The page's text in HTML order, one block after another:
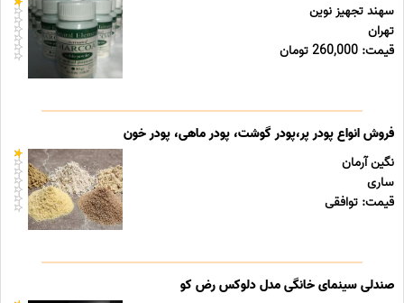
سهند تجهیز نوین
تهران
قیمت: 260,000 تومان
فروش انواع پودر پر،پودر گوشت، پودر ماهی، پودر خون
نگین آرمان
ساری
قیمت: توافقی
صندلی سینمای خانگی مدل دلوکس رض کو